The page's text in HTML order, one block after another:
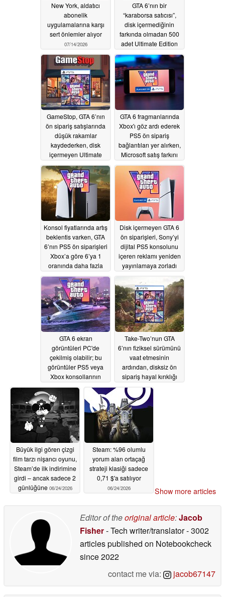
New York, aldatıcı
abonelik
uygulamalarına karşı
sert önlemler alıyor
07/14/2026
GTA 6’nın bir
“karaborsa satıcısı”,
disk içermediğinin
farkında olmadan 500
adet Ultimate Edition
kopyasını ön sipariş
etmek için emeklilik
birikimini
bozdurduğunu iddia
ediyor06/30/2026
GameStop, GTA 6’nın
ön sipariş satışlarında
düşük rakamlar
kaydederken, disk
içermeyen Ultimate
Edition tercih ediliyor
06/30/2026
GTA 6 fragmanlarında
Xbox'ı göz ardı ederek
PS5 ön sipariş
bağlantıları yer alırken,
Microsoft satış farkını
tartışıyor06/29/2026
Konsol fiyatlarında artış
beklentis varken, GTA
6’nın PS5 ön siparişleri
Xbox’a göre 6’ya 1
oranında daha fazla
satılıyor06/27/2026
Disk içermeyen GTA 6
ön siparişleri, Sony’yi
dijital PS5 konsolunu
içeren reklamı yeniden
yayınlamaya zorladı
GTA 6 ekran
görüntüleri PC'de
çekilmiş olabilir; bu
görüntüler PS5 veya
Xbox konsollarının
grafik kalitesini
yansıtmayabilir
06/25/2026
Take-Two’nun GTA
6’nın fiziksel sürümünü
vaat etmesinin
ardından, disksiz ön
sipariş hayal kırıklığı
yarattı
06/25/2026
Büyük ilgi gören çizgi
film tarzı nişancı oyunu,
Steam’de ilk indirimine
girdi – ancak sadece 2
günlüğüne 06/24/2026
Steam: %96 olumlu
yorum alan ortaçağ
strateji klasiği sadece
0,71 $'a satılıyor
06/24/2026 Show more articles
Editor of theoriginal article:Jacob
Fisher- Tech writer/translator- 3002
articles published on Notebookcheck
since 2022
contact me via:
jacob67147